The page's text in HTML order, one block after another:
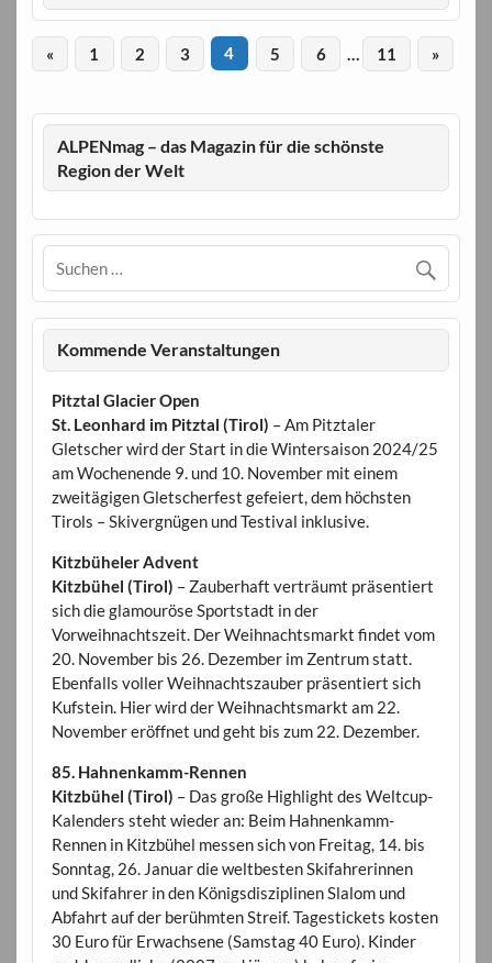
« 1 2 3 4 5 6 11 »
ALPENmag – das Magazin für die schönste
Region der Welt
Kommende Veranstaltungen
Pitztal Glacier Open
St. Leonhard im Pitztal (Tirol) – Am Pitztaler
Gletscher wird der Start in die Wintersaison 2024/25
am Wochenende 9. und 10. November mit einem
zweitägigen Gletscherfest gefeiert, dem höchsten
Tirols – Skivergnügen und Testival inklusive.
Kitzbüheler Advent
Kitzbühel (Tirol) – Zauberhaft verträumt präsentiert
sich die glamouröse Sportstadt in der
Vorweihnachtszeit. Der Weihnachtsmarkt findet vom
20. November bis 26. Dezember im Zentrum statt.
Ebenfalls voller Weihnachtszauber präsentiert sich
Kufstein. Hier wird der Weihnachtsmarkt am 22.
November eröffnet und geht bis zum 22. Dezember.
85. Hahnenkamm-Rennen
Kitzbühel (Tirol) – Das große Highlight des Weltcup-
Kalenders steht wieder an: Beim Hahnenkamm-
Rennen in Kitzbühel messen sich von Freitag, 14. bis
Sonntag, 26. Januar die weltbesten Skifahrerinnen
und Skifahrer in den Königsdisziplinen Slalom und
Abfahrt auf der berühmten Streif. Tagestickets kosten
30 Euro für Erwachsene (Samstag 40 Euro). Kinder